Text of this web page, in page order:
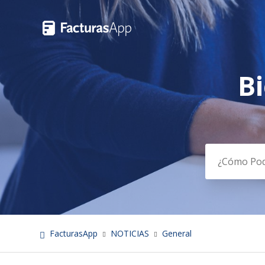
FacturasApp NOTICIAS General